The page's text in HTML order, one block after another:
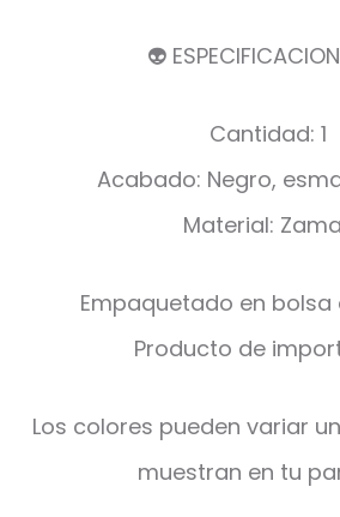
👽
Cantidad: 1
Acabado: Negro,
Material:
Empaquetado en
Producto de
Los colores pueden variar
muestran en tu